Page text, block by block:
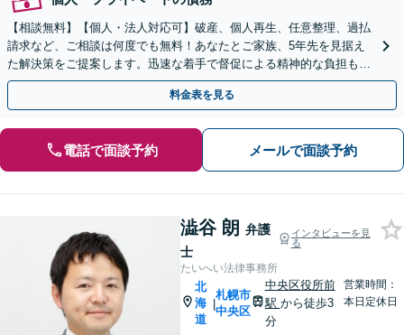
【相談無料】【個人・法人対応可】破産、個人再生、任意整理、過払
請求など、ご相談は何度でも無料！あなたとご家族、5年先を見据え
た解決策をご提案します。迅速な着手で督促による精神的な負担も軽
減【弁護士歴19年以上】【完全個室で対応】
料金表を見る
電話で面談予約 メールで面談予約
澁谷 朗 弁護
士
インタビューを見
る
たいへい法律事務所
北
海
道
|
札幌市
中央区
中央区役所前
駅 から徒歩3
分
営業時間：
本日定休日